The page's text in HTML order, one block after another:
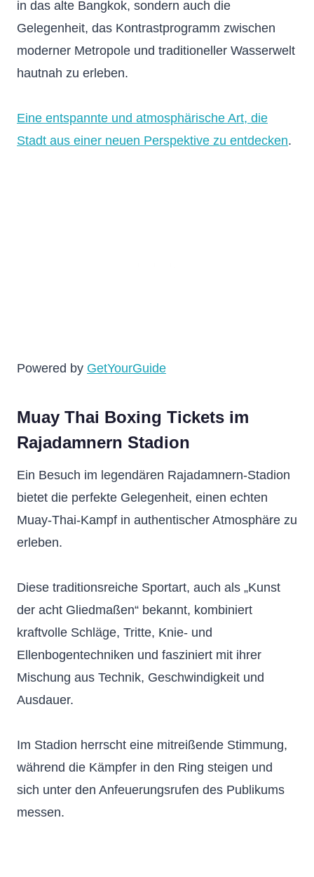
in das alte Bangkok, sondern auch die
Gelegenheit, das Kontrastprogramm zwischen
moderner Metropole und traditioneller Wasserwelt
hautnah zu erleben.
Eine entspannte und atmosphärische Art, die
Stadt aus einer neuen Perspektive zu entdecken.
Powered by GetYourGuide
Muay Thai Boxing Tickets im
Rajadamnern Stadion
Ein Besuch im legendären Rajadamnern-Stadion
bietet die perfekte Gelegenheit, einen echten
Muay-Thai-Kampf in authentischer Atmosphäre zu
erleben.
Diese traditionsreiche Sportart, auch als „Kunst
der acht Gliedmaßen“ bekannt, kombiniert
kraftvolle Schläge, Tritte, Knie- und
Ellenbogentechniken und fasziniert mit ihrer
Mischung aus Technik, Geschwindigkeit und
Ausdauer.
Im Stadion herrscht eine mitreißende Stimmung,
während die Kämpfer in den Ring steigen und
sich unter den Anfeuerungsrufen des Publikums
messen.